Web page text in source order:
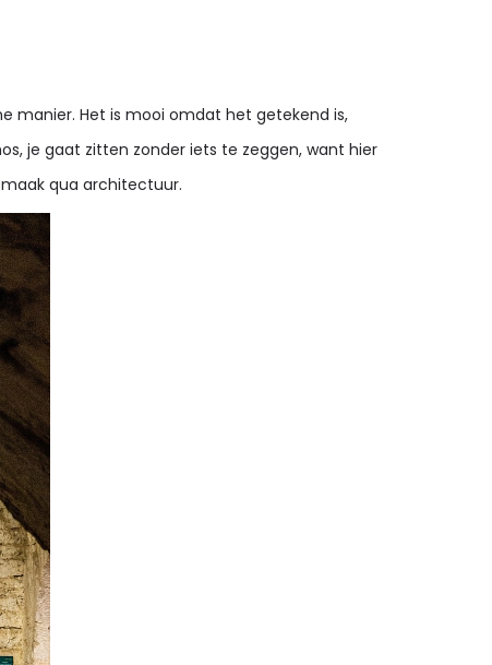
manier. Het is mooi omdat het getekend is,
je gaat zitten zonder iets te zeggen, want hier
qua architectuur.